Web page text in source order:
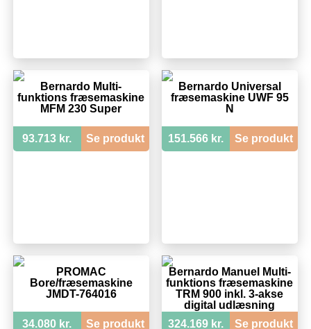
Bernardo Multi-
funktions fræsemaskine
MFM 230 Super
93.713 kr. Se produkt
Bernardo Universal
fræsemaskine UWF 95
N
151.566 kr. Se produkt
PROMAC
Bore/fræsemaskine
JMDT-764016
34.080 kr. Se produkt
Bernardo Manuel Multi-
funktions fræsemaskine
TRM 900 inkl. 3-akse
digital udlæsning
324.169 kr.
Se produkt